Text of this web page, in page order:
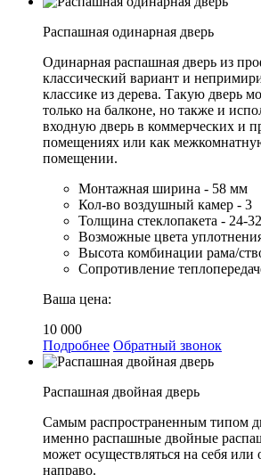
Распашная одинарная дверь
Одинарная распашная дверь из
классический вариант и
классике из дерева. Такую дверь
только на балконе, но также и
входную дверь в коммерческих и
помещениях или как
помещении.
Монтажная ширина - 58 мм
Кол-во воздушный камер - 3
Толщина стеклопакета - 24-
Возможные цвета
Высота комбинации рама/
Сопротивление
Ваша цена:
10 000
Подробнее Обратный звонок
Распашная двойная дверь
Самым распространенным типом
именно распашные двойные
может осуществляться на себя или
направо.